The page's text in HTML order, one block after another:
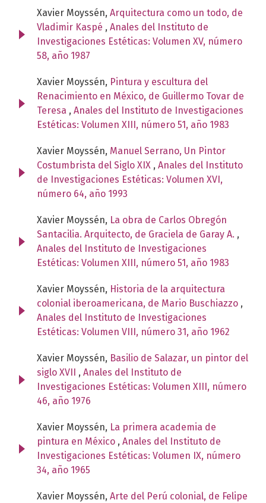
Xavier Moyssén, Arquitectura como un todo, de
Vladimir Kaspé , Anales del Instituto de
Investigaciones Estéticas: Volumen XV, número
58, año 1987
Xavier Moyssén, Pintura y escultura del
Renacimiento en México, de Guillermo Tovar de
Teresa , Anales del Instituto de Investigaciones
Estéticas: Volumen XIII, número 51, año 1983
Xavier Moyssén, Manuel Serrano, Un Pintor
Costumbrista del Siglo XIX , Anales del Instituto
de Investigaciones Estéticas: Volumen XVI,
número 64, año 1993
Xavier Moyssén, La obra de Carlos Obregón
Santacilia. Arquitecto, de Graciela de Garay A. ,
Anales del Instituto de Investigaciones
Estéticas: Volumen XIII, número 51, año 1983
Xavier Moyssén, Historia de la arquitectura
colonial iberoamericana, de Mario Buschiazzo ,
Anales del Instituto de Investigaciones
Estéticas: Volumen VIII, número 31, año 1962
Xavier Moyssén, Basilio de Salazar, un pintor del
siglo XVII , Anales del Instituto de
Investigaciones Estéticas: Volumen XIII, número
46, año 1976
Xavier Moyssén, La primera academia de
pintura en México , Anales del Instituto de
Investigaciones Estéticas: Volumen IX, número
34, año 1965
Xavier Moyssén, Arte del Perú colonial, de Felipe